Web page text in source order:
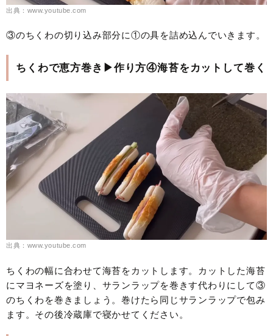
出典：www.youtube.com
③のちくわの切り込み部分に①の具を詰め込んでいきます。
ちくわで恵方巻き▶作り方④海苔をカットして巻く
出典：www.youtube.com
ちくわの幅に合わせて海苔をカットします。カットした海苔
にマヨネーズを塗り、サランラップを巻きす代わりにして③
のちくわを巻きましょう。巻けたら同じサランラップで包み
ます。その後冷蔵庫で寝かせてください。